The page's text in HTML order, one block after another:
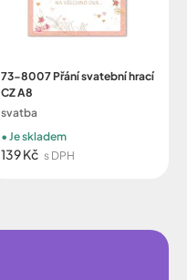
73-8007 Přání svatební hrací
CZ A8
svatba
139 Kč s DPH
Je skladem